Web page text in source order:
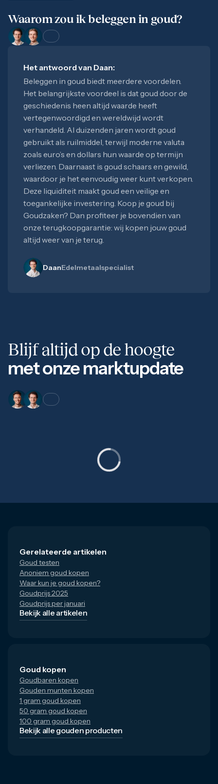
Waarom zou ik beleggen in goud?
Het antwoord van Daan:
Beleggen in goud biedt meerdere voordelen.
Het belangrijkste voordeel is dat goud door de
geschiedenis heen altijd waarde heeft
vertegenwoordigd en wereldwijd wordt
verhandeld. Al duizenden jaren wordt goud
gebruikt als ruilmiddel, terwijl moderne valuta
zoals euro’s en dollars hun waarde op termijn
verliezen. Daarnaast is goud schaars en gewild,
waardoor je het eenvoudig weer kunt verkopen.
Deze liquiditeit maakt goud een veilige en
toegankelijke investering. Koop je goud bij
Goudzaken? Dan profiteer je bovendien van
onze terugkoopgarantie: wij kopen jouw goud
altijd weer van je terug.
DaanEdelmetaalspecialist
Blijf altijd op de hoogte
met onze marktupdate
Gerelateerde artikelen
Goud testen
Anoniem goud kopen
Waar kun je goud kopen?
Goudprijs 2025
Goudprijs per januari
Bekijk alle artikelen
Goud kopen
Goudbaren kopen
Gouden munten kopen
1 gram goud kopen
50 gram goud kopen
100 gram goud kopen
Bekijk alle gouden producten